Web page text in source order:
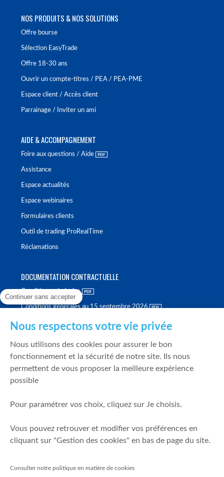
NOS PRODUITS & NOS SOLUTIONS
Offre bourse
Sélection EasyTrade
Offre 18-30 ans
Ouvrir un compte-titres / PEA / PEA-PME
Espace client / Accès client
Parrainage / Inviter un ami
AIDE & ACCOMPAGNEMENT
Foire aux questions / Aide
Assistance
Espace actualités
Espace webinaires
Formulaires clients
Outil de trading ProRealTime
Réclamations
DOCUMENTATION CONTRACTUELLE
Conditions générales
Conditions générales au 15 septembre 2026
Politique de meilleure sélection
Politique de durabilité
Fonds de garantie des dépôts et de résolution
Mentions légales
Prévention de la fraude
Continuer sans accepter
Nous respectons votre vie privée
Nous utilisons des cookies pour assurer le bon
fonctionnement et la sécurité de notre site. Ils nous
permettent de vous proposer la meilleure expérience
possible
Pour paramétrer vos choix, cliquez sur Je choisis.
Vous pouvez retrouver et modifier vos préférences en
cliquant sur "Gestion des cookies" en bas de page du site.
Consulter notre politique en matière de cookies